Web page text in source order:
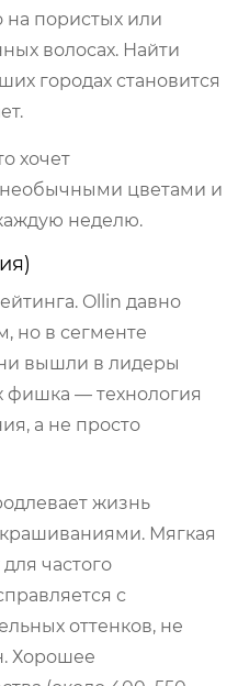
на пористых или
волосах. Найти
городах становится
хочет
цветами и
неделю.
Ollin давно
но в сегменте
вышли в лидеры
фишка — технология
а не просто
жизнь
Мягкая
частого
с
оттенков, не
Хорошее